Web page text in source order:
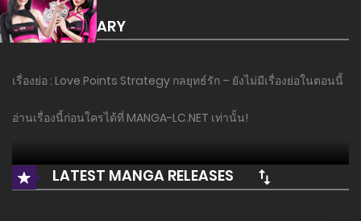
SUMMARY
เรื่องย่อ : Love Points Strategy กลยุทธ์รัก – ยังไม่มีเรื่องย่อในตอนนี้
อ่านเรื่องนี้ก่อนใครได้ที่ MANGA-LC.NET เท่านั้น!
LATEST MANGA RELEASES